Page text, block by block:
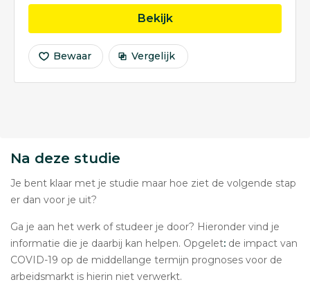
Bekijkopleiding
Bewaar Vergelijk
Na deze studie
Je bent klaar met je studie maar hoe ziet de volgende stap
er dan voor je uit?
Ga je aan het werk of studeer je door? Hieronder vind je
informatie die je daarbij kan helpen. Opgelet: de impact van
COVID-19 op de middellange termijn prognoses voor de
arbeidsmarkt is hierin niet verwerkt.